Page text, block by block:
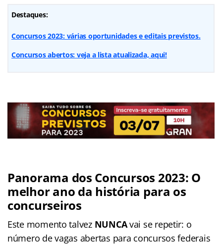
Destaques:
Concursos 2023: várias oportunidades e editais previstos.
Concursos abertos: veja a lista atualizada, aqui!
Panorama dos Concursos 2023: O
melhor ano da história para os
concurseiros
Este momento talvez NUNCAvai se repetir: o
número de vagas abertas para concursos federais